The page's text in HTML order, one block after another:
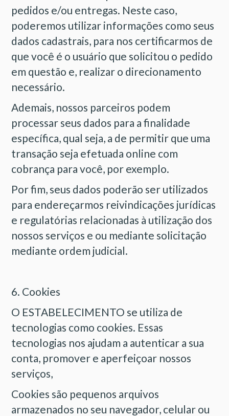
pedidos e/ou entregas. Neste caso,
poderemos utilizar informações como seus
dados cadastrais, para nos certificarmos de
que você é o usuário que solicitou o pedido
em questão e, realizar o direcionamento
necessário.
Ademais, nossos parceiros podem
processar seus dados para a finalidade
específica, qual seja, a de permitir que uma
transação seja efetuada online com
cobrança para você, por exemplo.
Por fim, seus dados poderão ser utilizados
para endereçarmos reivindicações jurídicas
e regulatórias relacionadas à utilização dos
nossos serviços e ou mediante solicitação
mediante ordem judicial.
6. Cookies
O ESTABELECIMENTO se utiliza de
tecnologias como cookies. Essas
tecnologias nos ajudam a autenticar a sua
conta, promover e aperfeiçoar nossos
serviços,
Cookies são pequenos arquivos
armazenados no seu navegador, celular ou